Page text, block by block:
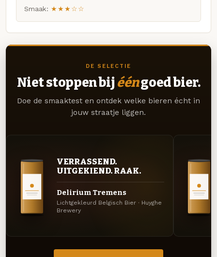
Smaak: ★★★☆☆
DE SELECTIE
Niet stoppen bij ééngoed bier.
Doe de smaaktest en ontdek welke bieren écht in
jouw straatje liggen.
VERRASSEND.
UITGEKIEND. RAAK.
Delirium Tremens
Lichtgekleurd Belgisch Bier · Huyghe
Brewery